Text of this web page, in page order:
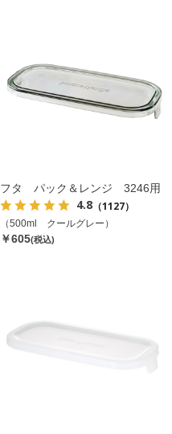
フタ パック＆レンジ 3246用
4.8 （1127）
（500ml クールグレー）
￥605(税込)